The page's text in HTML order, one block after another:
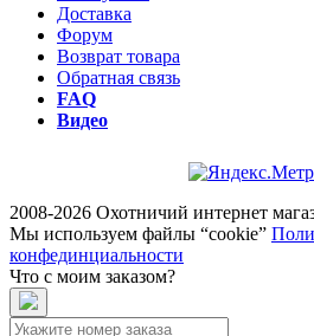
Доставка
Форум
Возврат товара
Обратная связь
FAQ
Видео
2008-2026 Охотничий интернет
Мы используем файлы “cookie”
конфединциальности
Что с моим заказом?